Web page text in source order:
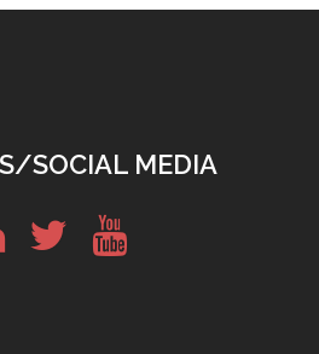
SOCIAL MEDIA